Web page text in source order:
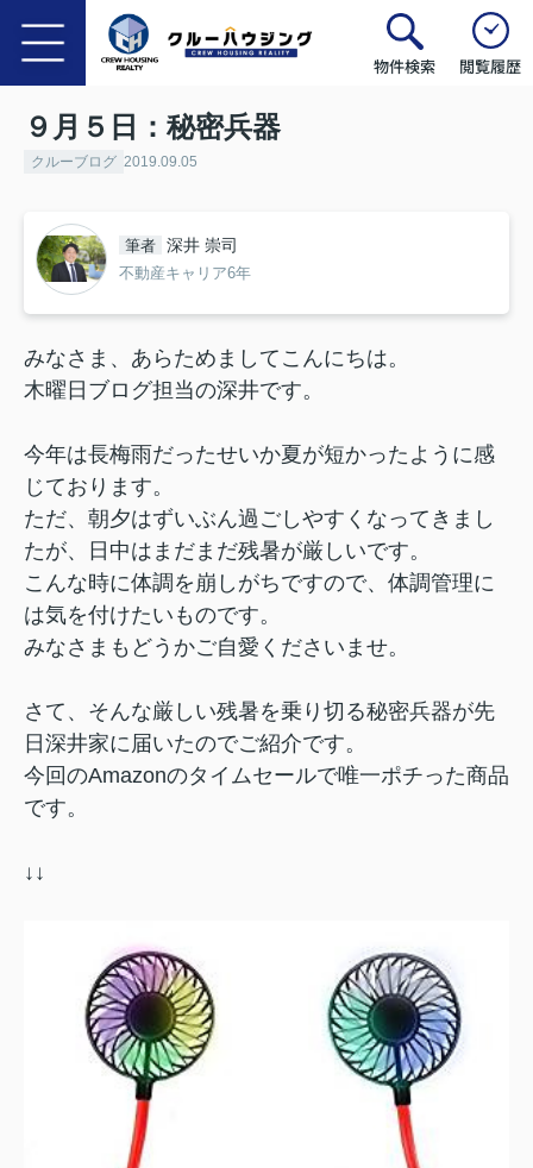
物件検索 閲覧履歴
９月５日：秘密兵器
クルーブログ 2019.09.05
筆者 深井 崇司
不動産キャリア6年
みなさま、あらためましてこんにちは。
木曜日ブログ担当の深井です。
今年は長梅雨だったせいか夏が短かったように感
じております。
ただ、朝夕はずいぶん過ごしやすくなってきまし
たが、日中はまだまだ残暑が厳しいです。
こんな時に体調を崩しがちですので、体調管理に
は気を付けたいものです。
みなさまもどうかご自愛くださいませ。
さて、そんな厳しい残暑を乗り切る秘密兵器が先
日深井家に届いたのでご紹介です。
今回のAmazonのタイムセールで唯一ポチった商品
です。
↓↓